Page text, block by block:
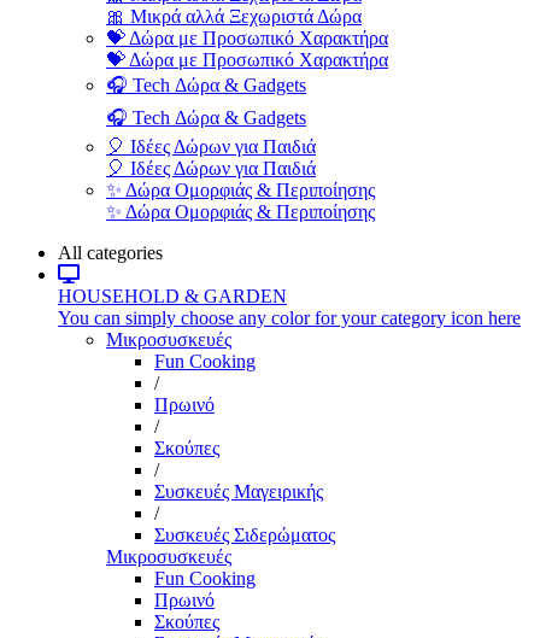
🎀 Μικρά αλλά Ξεχωριστά Δώρα
💝 Δώρα με Προσωπικό Χαρακτήρα
💝 Δώρα με Προσωπικό Χαρακτήρα
🎧 Tech Δώρα & Gadgets
🎧 Tech Δώρα & Gadgets
🎈 Ιδέες Δώρων για Παιδιά
🎈 Ιδέες Δώρων για Παιδιά
✨ Δώρα Ομορφιάς & Περιποίησης
✨ Δώρα Ομορφιάς & Περιποίησης
All categories
HOUSEHOLD & GARDEN
You can simply choose any color for your category icon here
Μικροσυσκευές
Fun Cooking
/
Πρωινό
/
Σκούπες
/
Συσκευές Μαγειρικής
/
Συσκευές Σιδερώματος
Μικροσυσκευές
Fun Cooking
Πρωινό
Σκούπες